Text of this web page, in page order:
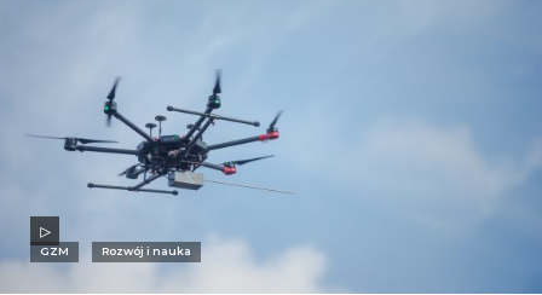
GZM Rozwój i nauka